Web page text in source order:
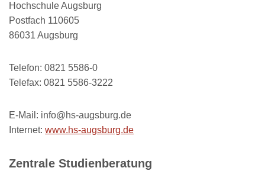
Hochschule Augsburg
Postfach 110605
86031 Augsburg
Telefon: 0821 5586-0
Telefax: 0821 5586-3222
E-Mail: info@hs-augsburg.de
Internet: www.hs-augsburg.de
Zentrale Studienberatung